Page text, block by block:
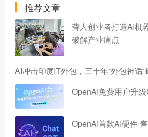
推荐文章
聋人创业者打造AI机
破解产业痛点
AI冲击印度IT外包，三十年“外包神话”
OpenAI免费用户升
OpenAI首款AI硬件